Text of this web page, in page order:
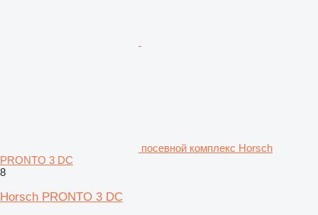
посевной комплекс Horsch
PRONTO 3 DC
8
Horsch PRONTO 3 DC